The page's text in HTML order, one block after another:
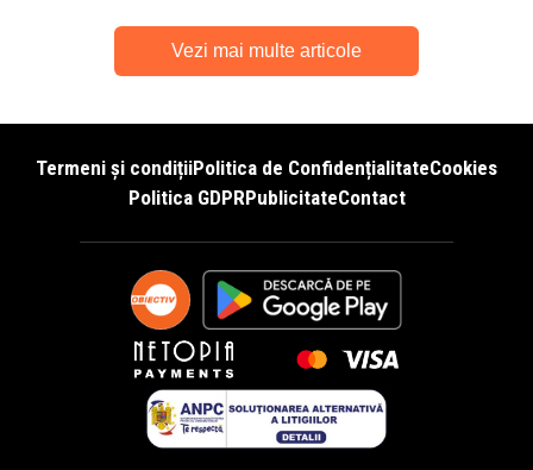
Vezi mai multe articole
Termeni și condițiiPolitica de ConfidențialitateCookies
Politica GDPRPublicitateContact